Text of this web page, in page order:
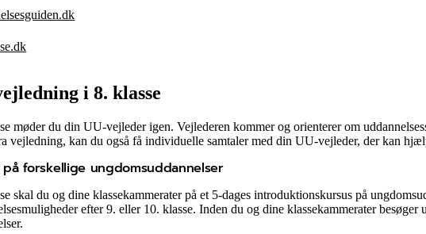
i 8. klasse
møder du din UU-vejleder igen. Vejlederen kommer og orienterer om
vejledning, kan du også få individuelle samtaler med din UU-vejleder, der kan
på forskellige ungdomsuddannelser
skal du og dine klassekammerater på et 5-dages introduktionskursus på
efter 9. eller 10. klasse. Inden du og dine klassekammerater